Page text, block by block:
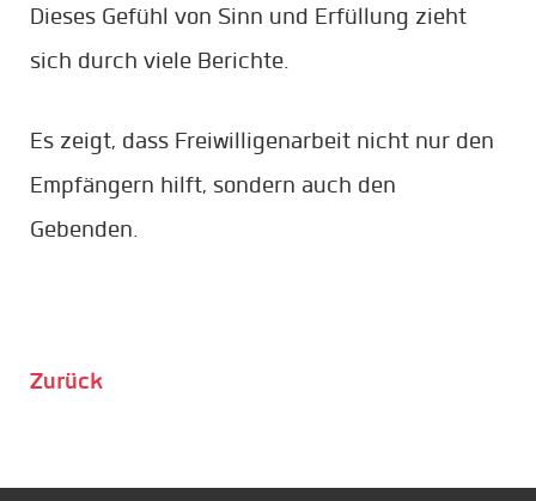
Dieses Gefühl von Sinn und Erfüllung zieht
sich durch viele Berichte.
Es zeigt, dass Freiwilligenarbeit nicht nur den
Empfängern hilft, sondern auch den
Gebenden.
Zurück